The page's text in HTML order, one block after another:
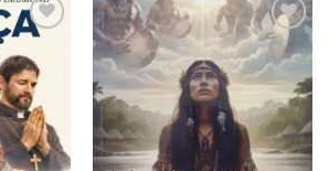
wishlist
Add to
wishlist